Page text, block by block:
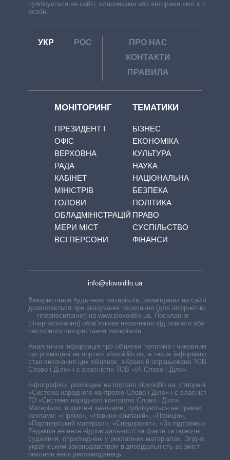
публікується на сайті, власниками або авторами якої є треті
особи.
УКР РОС
ПРО НАС
КОНТАКТИ
ПРАВИЛА
МОНІТОРИНГ
ПРЕЗИДЕНТ І
ОФІС
ВЕРХОВНА
РАДА
КАБІНЕТ
МІНІСТРІВ
ГОЛОВИ
ОБЛАДМІНІСТРАЦІЙ
МЕРИ МІСТ
ВСІ ПЕРСОНИ
ТЕМАТИКИ
БІЗНЕС
ЕКОНОМІКА
КУЛЬТУРА
НАУКА
НАЦІОНАЛЬНА
БЕЗПЕКА
ПОЛІТИКА
ПРАВО
СУСПІЛЬСТВО
ФІНАНСИ
info@slovoidilo.ua
Використання будь-яких матеріалів, розміщених на сайті,
дозволяється при вказуванні посилання (для інтернет-видань
— гіперпосилання) на www.slovoidilo.ua. Посилання
(гіперпосилання) обов’язкове незалежно від повного або
часткового використання матеріалів.
Аналітична інформація про обіцянки політиків і чиновників,
що розміщені на порталі slovoidilo.ua, а також інформація про
стан виконання цих обіцянок, зібрана й опрацьована ТОВ «ІА
Слово і Діло» і є власністю ТОВ «ІА Слово і Діло».
Інфографіки, розміщені на порталі slovoidilo.ua, створені ГО
«Система народного контролю Слово і Діло» і є власністю
ГО «Система народного контролю Слово і Діло».
Матеріали, відмічені значками, публікуються на правах
реклами: «Промо», «Новини компаній», «Позиція»,
«Партнерський матеріал», «Спецпроєкт», «За підтримки».
Редакція не несе відповідальності за факти та оціночні
судження, оприлюднені у рекламних матеріалах. Згідно з
українським законодавством відповідальність за зміст
реклами несе рекламодавець.